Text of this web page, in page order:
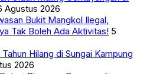
Agustus 2026
Bukit Mangkol Ilegal,
Tak Boleh Ada Aktivitas! 5
Hilang di Sungai Kampung
2026